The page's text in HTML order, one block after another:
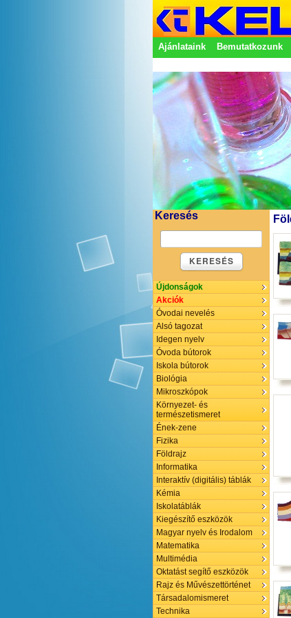
Ajánlataink Bemutatkozunk
Keresés
KERESÉS
Újdonságok
Akciók
Óvodai nevelés
Alsó tagozat
Idegen nyelv
Óvoda bútorok
Iskola bútorok
Biológia
Mikroszkópok
Környezet- és
természetismeret
Ének-zene
Fizika
Földrajz
Informatika
Interaktív (digitális) táblák
Kémia
Iskolatáblák
Kiegészítő eszközök
Magyar nyelv és Irodalom
Matematika
Multimédia
Oktatást segítő eszközök
Rajz és Művészettörténet
Társadalomismeret
Technika